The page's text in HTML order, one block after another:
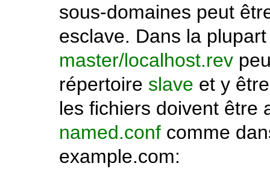
sous-domaines peut
esclave. Dans la
master/localhost.rev
répertoire slave et y
les fichiers doivent être
named.conf comme
example.com: